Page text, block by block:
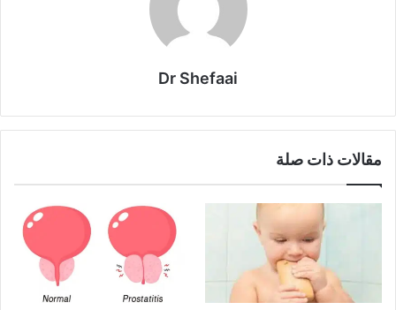
Dr Shefaai
مقالات ذات صلة